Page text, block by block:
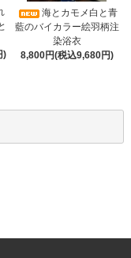
)
海とカモメ白と青
藍のバイカラー絵羽柄注
染浴衣
8,800円(税込9,680円)